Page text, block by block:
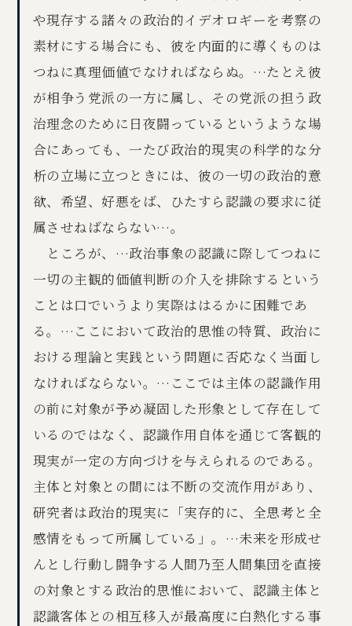
や現存する諸々の政治的イデオロギーを考察の
素材にする場合にも、彼を内面的に導くものは
つねに真理価値でなければならぬ。…たとえ彼
が相争う党派の一方に属し、その党派の担う政
治理念のために日夜闘っているというような場
合にあっても、一たび政治的現実の科学的な分
析の立場に立つときには、彼の一切の政治的意
欲、希望、好悪をば、ひたすら認識の要求に従
属させねばならない…。
ところが、…政治事象の認識に際してつねに
一切の主観的価値判断の介入を排除するという
ことは口でいうより実際ははるかに困難であ
る。…ここにおいて政治的思惟の特質、政治に
おける理論と実践という問題に否応なく当面し
なければならない。…ここでは主体の認識作用
の前に対象が予め凝固した形象として存在して
いるのではなく、認識作用自体を通じて客観的
現実が一定の方向づけを与えられるのである。
主体と対象との間には不断の交流作用があり、
研究者は政治的現実に「実存的に、全思考と全
感情をもって所属している」。…未来を形成せ
んとし行動し闘争する人間乃至人間集団を直接
の対象とする政治的思惟において、認識主体と
認識客体との相互移入が最高度に白熱化する事